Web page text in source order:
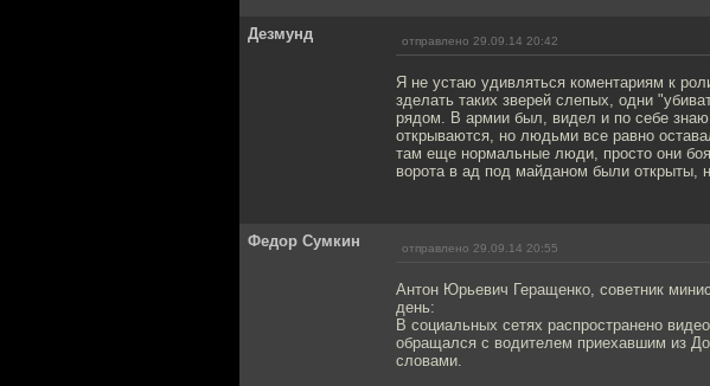
Дезмунд отправлено 29.09.14 20:42
Я не устаю удивляться коментариям к
зделать таких зверей слепых, одни
рядом. В армии был, видел и по себе знаю
открываются, но людьми все равно
там еще нормальные люди, просто они
ворота в ад под майданом были открыты,
Федор Сумкин отправлено 29.09.14 20:55
Антон Юрьевич Геращенко, советник
день:
В социальных сетях распространено
обращался с водителем приехавшим из
словами.